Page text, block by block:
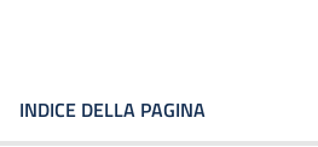
INDICE DELLA PAGINA